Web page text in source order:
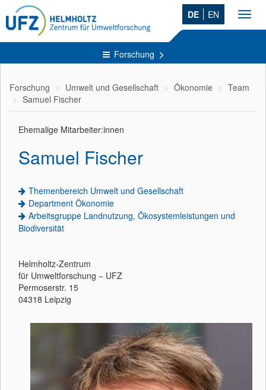
DE EN
Forschung
Forschung Umwelt und Gesellschaft Ökonomie
Team
Samuel Fischer
Ehemalige Mitarbeiter:innen
Samuel Fischer
Themenbereich Umwelt und Gesellschaft
Department Ökonomie
Arbeitsgruppe Landnutzung, Ökosystemleistungen und
Biodiversität
Helmholtz-Zentrum
für Umweltforschung − UFZ
Permoserstr. 15
04318 Leipzig